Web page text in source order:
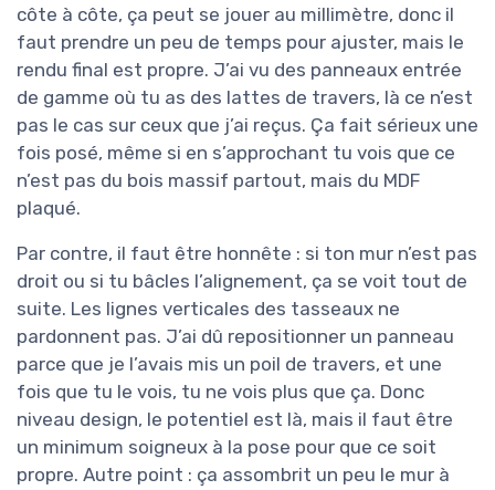
côte à côte, ça peut se jouer au millimètre, donc il
faut prendre un peu de temps pour ajuster, mais le
rendu final est propre. J’ai vu des panneaux entrée
de gamme où tu as des lattes de travers, là ce n’est
pas le cas sur ceux que j’ai reçus. Ça fait sérieux une
fois posé, même si en s’approchant tu vois que ce
n’est pas du bois massif partout, mais du MDF
plaqué.
Par contre, il faut être honnête : si ton mur n’est pas
droit ou si tu bâcles l’alignement, ça se voit tout de
suite. Les lignes verticales des tasseaux ne
pardonnent pas. J’ai dû repositionner un panneau
parce que je l’avais mis un poil de travers, et une
fois que tu le vois, tu ne vois plus que ça. Donc
niveau design, le potentiel est là, mais il faut être
un minimum soigneux à la pose pour que ce soit
propre. Autre point : ça assombrit un peu le mur à